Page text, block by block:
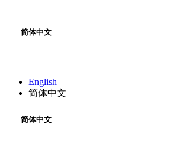
简体中文
English
简体中文
简体中文